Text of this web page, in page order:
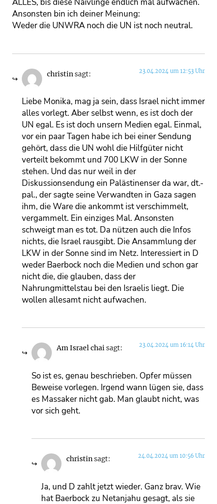
ALLES, bis diese Naivlinge endlich mal aufwachen.
Ansonsten bin ich deiner Meinung:
Weder die UNWRA noch die UN ist noch neutral.
christinsagt: 23.04.2024 um 12:53 Uhr
Liebe Monika, mag ja sein, dass Israel nicht immer
alles vorlegt. Aber selbst wenn, es ist doch der
UN egal. Es ist doch unsern Medien egal. Einmal,
vor ein paar Tagen habe ich bei einer Sendung
gehört, dass die UN wohl die Hilfgüter nicht
verteilt bekommt und 700 LKW in der Sonne
stehen. Und das nur weil in der
Diskussionsendung ein Palästinenser da war, dt.-
pal., der sagte seine Verwandten in Gaza sagen
ihm, die Ware die ankommt ist verschimmelt,
vergammelt. Ein einziges Mal. Ansonsten
schweigt man es tot. Da nützen auch die Infos
nichts, die Israel rausgibt. Die Ansammlung der
LKW in der Sonne sind im Netz. Interessiert in D
weder Baerbock noch die Medien und schon gar
nicht die, die glauben, dass der
Nahrungmittelstau bei den Israelis liegt. Die
wollen allesamt nicht aufwachen.
Am Israel chaisagt: 23.04.2024 um 16:14 Uhr
So ist es, genau beschrieben. Opfer müssen
Beweise vorlegen. Irgend wann lügen sie, dass
es Massaker nicht gab. Man glaubt nicht, was
vor sich geht.
christinsagt: 24.04.2024 um 10:56 Uhr
Ja, und D zahlt jetzt wieder. Ganz brav. Wie
hat Baerbock zu Netanjahu gesagt, als sie